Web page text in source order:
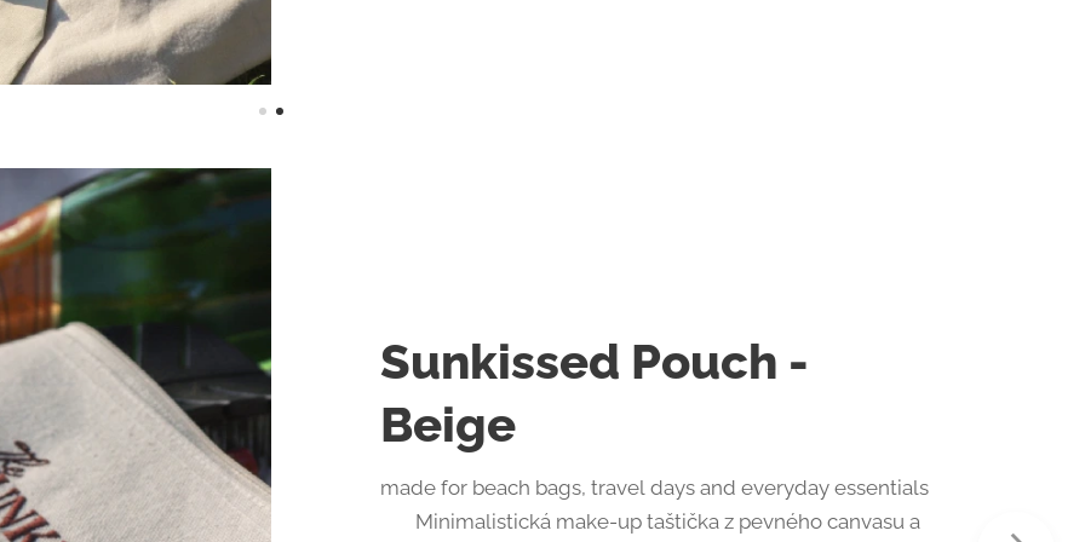
Sunkissed Pouch -
Beige
made for beach bags, travel days and everyday essentials
✨ Minimalistická make-up taštička z pevného canvasu a